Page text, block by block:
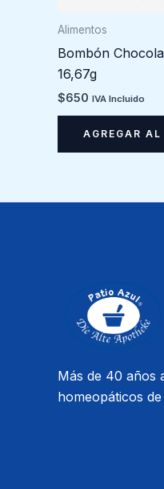
Alimentos
Bombón
16,67g
$650 IVA Incluido
AGREGAR
Más de 40 años
homeopáticos